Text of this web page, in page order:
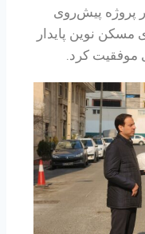
پروژه پیش‌روی
مسکن نوین پایدار
موفقیت کرد.